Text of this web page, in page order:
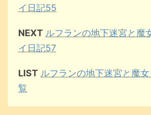
イ日記55
NEXT ルフランの地下迷宮と魔
イ日記57
LIST ルフランの地下迷宮と魔
覧